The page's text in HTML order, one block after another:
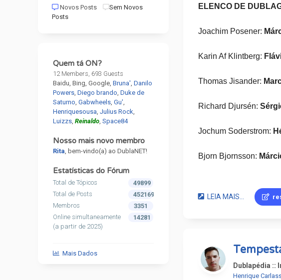
Novos Posts
Sem Novos
Posts
Quem tá ON?
12 Members, 693 Guests
Baidu, Bing, Google,Bruna',Danilo
Powers,Diego brando,Duke de
Saturno,Gabwheels,Gu',
Henriquesousa,Julius Rock,
Luizzs,Reinaldo,Space84
Nosso mais novo membro
Rita, bem-vindo(a) ao DublaNET!
Estatísticas do Fórum
Total de Tópicos
49899
Total de Posts
452169
Membros
3351
Online simultaneamente
(a partir de 2025)
14281
Mais Dados
ELENCO DE
Joachim Posener:
Karin Af Klintberg:
Thomas Jisander:
Richard Djursén:
Jochum Soderstrom:
Bjorn Bjornsson:
Mário
Outras vozes:
Adriana Albuquerque,
Marcelo Garcia, Mário
LEIA MAIS...
Dublapédia
Henrique